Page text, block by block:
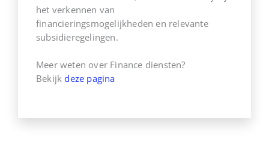
het verkennen van
financieringsmogelijkheden en relevante
subsidieregelingen.
Meer weten over Finance diensten?
Bekijkdeze pagina